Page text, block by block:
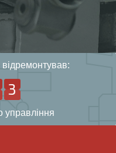
3
2
3
управління